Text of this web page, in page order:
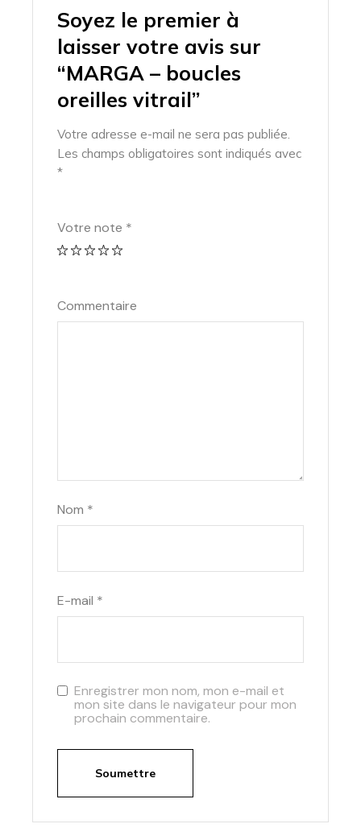
Soyez le premier à
laisser votre avis sur
“MARGA – boucles
oreilles vitrail”
Votre adresse e-mail ne sera pas publiée.
Les champs obligatoires sont indiqués avec
*
Votre note *
Commentaire
Nom *
E-mail *
Enregistrer mon nom, mon e-mail et
mon site dans le navigateur pour mon
prochain commentaire.
Soumettre